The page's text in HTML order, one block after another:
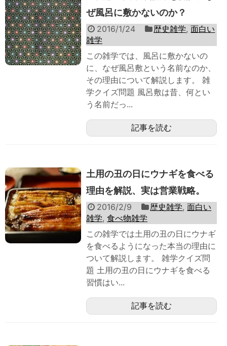
ぜ風呂に敷かないのか？
2016/1/24 歴史雑学,面白い
雑学
この雑学では、風呂に敷かないの
に、なぜ風呂敷という名前なのか、
その理由について解説します。 雑
学クイズ問題 風呂敷は昔、何とい
う名前だっ...
記事を読む
土用の丑の日にウナギを食べる
理由を解説、実は営業戦略。
2016/2/9 歴史雑学,面白い
雑学, 食べ物雑学
この雑学では土用の丑の日にウナギ
を食べるようになった本当の理由に
ついて解説します。 雑学クイズ問
題 土用の丑の日にウナギを食べる
習慣はい...
記事を読む